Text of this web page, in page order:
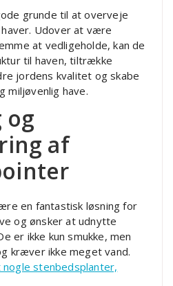
grunde til at overveje
Udover at være
at vedligeholde, kan de
til haven, tiltrække
jordens kvalitet og skabe
miljøvenlig have.
af
en fantastisk løsning for
og ønsker at udnytte
er ikke kun smukke, men
kræver ikke meget vand.
stenbedsplanter,